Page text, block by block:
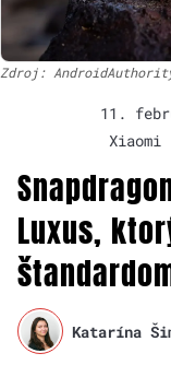
Zdroj:
11.
Xiaomi
Luxus,
Katarína